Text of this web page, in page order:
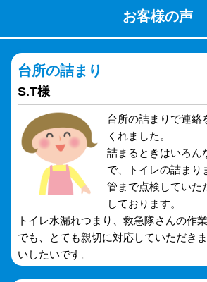
お客様の声
台所の詰まり
S.T様
台所の詰まりで連絡
くれました。
詰まるときはいろん
で、トイレの詰まり
管まで点検していた
しております。
トイレ水漏れつまり、救急隊さんの作
でも、とても親切に対応していただき
いしたいです。